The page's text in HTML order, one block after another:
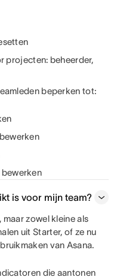
projecten: beheerder,
beperken tot:
is voor mijn team?
zowel kleine als
uit Starter, of ze nu
van Asana.
die aantonen